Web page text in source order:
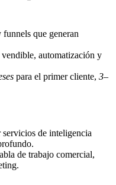
que generan
automatización y
para el primer cliente, 3–
de inteligencia
de trabajo comercial,